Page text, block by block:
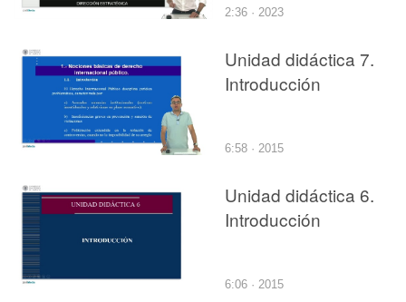
2:36 · 2023
Unidad didáctica 7.
Introducción
6:58 · 2015
Unidad didáctica 6.
Introducción
6:06 · 2015